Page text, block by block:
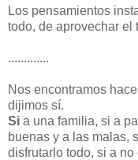
Los pensamientos
todo, de aprovechar el
.............
Nos encontramos
dijimos sí.
Si a una familia, si a
buenas y a las malas,
disfrutarlo todo, si a